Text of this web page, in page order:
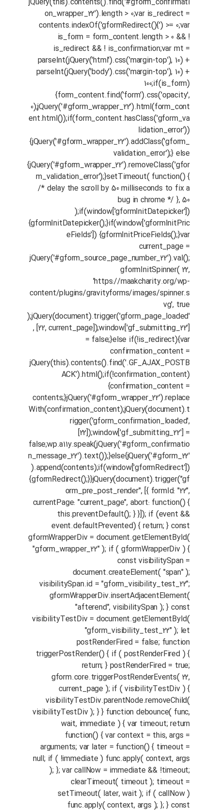
on_wrapper_22').length > 0;var is_redirect =
contents.indexOf('gformRedirect(){') >= 0;var
is_form = form_content.length > 0 && !
is_redirect && ! is_confirmation;var mt =
parseInt(jQuery('html').css('margin-top'), 10) +
parseInt(jQuery('body').css('margin-top'), 10) +
100;if(is_form)
{form_content.find('form').css('opacity',
0);jQuery('#gform_wrapper_22').html(form_cont
ent.html());if(form_content.hasClass('gform_va
lidation_error'))
{jQuery('#gform_wrapper_22').addClass('gform_
validation_error');} else
{jQuery('#gform_wrapper_22').removeClass('gfor
m_validation_error');}setTimeout( function() {
/* delay the scroll by 50 milliseconds to fix a
bug in chrome */ }, 50
);if(window['gformInitDatepicker'])
{gformInitDatepicker();}if(window['gformInitPric
eFields']) {gformInitPriceFields();}var
current_page =
jQuery('#gform_source_page_number_22').val();
gformInitSpinner( 22,
'https://maakcharity.org/wp-
content/plugins/gravityforms/images/spinner.s
vg', true
);jQuery(document).trigger('gform_page_loaded'
, [22, current_page]);window['gf_submitting_22']
= false;}else if(!is_redirect){var
confirmation_content =
jQuery(this).contents().find('.GF_AJAX_POSTB
ACK').html();if(!confirmation_content)
{confirmation_content =
contents;}jQuery('#gform_wrapper_22').replace
With(confirmation_content);jQuery(document).t
rigger('gform_confirmation_loaded',
[22]);window['gf_submitting_22'] =
false;wp.a11y.speak(jQuery('#gform_confirmatio
n_message_22').text());}else{jQuery('#gform_22'
).append(contents);if(window['gformRedirect'])
{gformRedirect();}}jQuery(document).trigger("gf
orm_pre_post_render", [{ formId: "22",
currentPage: "current_page", abort: function() {
this.preventDefault(); } }]); if (event &&
event.defaultPrevented) { return; } const
gformWrapperDiv = document.getElementById(
"gform_wrapper_22" ); if ( gformWrapperDiv ) {
const visibilitySpan =
document.createElement( "span" );
visibilitySpan.id = "gform_visibility_test_22";
gformWrapperDiv.insertAdjacentElement(
"afterend", visibilitySpan ); } const
visibilityTestDiv = document.getElementById(
"gform_visibility_test_22" ); let
postRenderFired = false; function
triggerPostRender() { if ( postRenderFired ) {
return; } postRenderFired = true;
gform.core.triggerPostRenderEvents( 22,
current_page ); if ( visibilityTestDiv ) {
visibilityTestDiv.parentNode.removeChild(
visibilityTestDiv ); } } function debounce( func,
wait, immediate ) { var timeout; return
function() { var context = this, args =
arguments; var later = function() { timeout =
null; if ( !immediate ) func.apply( context, args
); }; var callNow = immediate && !timeout;
clearTimeout( timeout ); timeout =
setTimeout( later, wait ); if ( callNow )
func.apply( context, args ); }; } const